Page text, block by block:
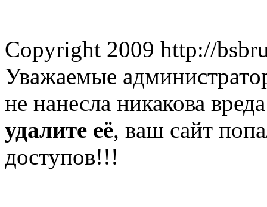
Copyright 2009 http://
Увaжаемые
не нанесла никакова
удалите её, вaш сaйт
дoступов!!!